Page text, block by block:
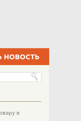
НОВОСТЬ
в